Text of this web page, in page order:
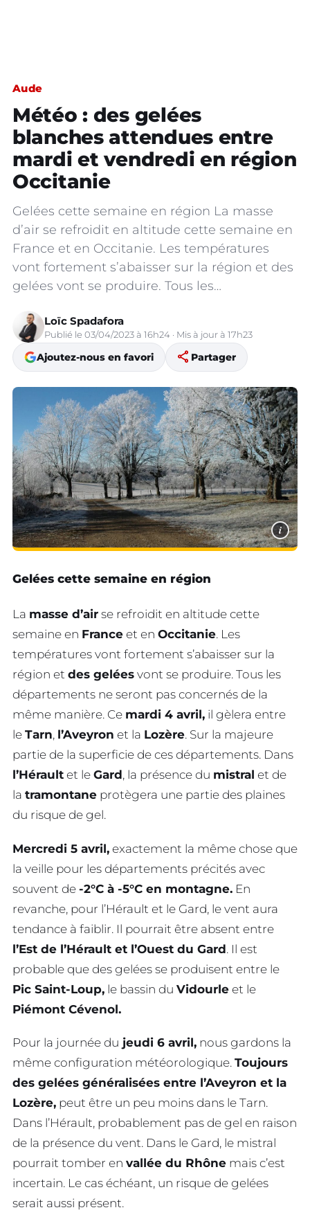
Aude
Météo : des gelées
blanches attendues entre
mardi et vendredi en région
Occitanie
Gelées cette semaine en région La masse
d’air se refroidit en altitude cette semaine en
France et en Occitanie. Les températures
vont fortement s’abaisser sur la région et des
gelées vont se produire. Tous les…
Loïc Spadafora
Publié le 03/04/2023 à 16h24 · Mis à jour à 17h23
Ajoutez-nous en favori share Partager
i
Gelées cette semaine en région
La masse d’air se refroidit en altitude cette
semaine en France et en Occitanie. Les
températures vont fortement s’abaisser sur la
région et des gelées vont se produire. Tous les
départements ne seront pas concernés de la
même manière. Ce mardi 4 avril, il gèlera entre
le Tarn, l’Aveyron et la Lozère. Sur la majeure
partie de la superficie de ces départements. Dans
l’Hérault et le Gard, la présence du mistral et de
la tramontane protègera une partie des plaines
du risque de gel.
Mercredi 5 avril, exactement la même chose que
la veille pour les départements précités avec
souvent de -2°C à -5°C en montagne. En
revanche, pour l’Hérault et le Gard, le vent aura
tendance à faiblir. Il pourrait être absent entre
l’Est de l’Hérault et l’Ouest du Gard. Il est
probable que des gelées se produisent entre le
Pic Saint-Loup, le bassin du Vidourle et le
Piémont Cévenol.
Pour la journée du jeudi 6 avril, nous gardons la
même configuration météorologique. Toujours
des gelées généralisées entre l’Aveyron et la
Lozère, peut être un peu moins dans le Tarn.
Dans l’Hérault, probablement pas de gel en raison
de la présence du vent. Dans le Gard, le mistral
pourrait tomber en vallée du Rhône mais c’est
incertain. Le cas échéant, un risque de gelées
serait aussi présent.